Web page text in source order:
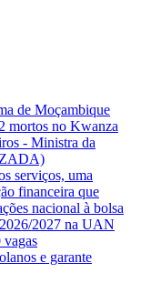
de Moçambique
mortos no Kwanza
- Ministra da
serviços, uma
financeira que
nacional à bolsa
2027 na UAN
vagas
e garante